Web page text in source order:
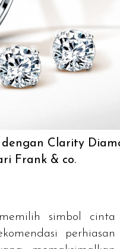
Clarity
Frank & co.
simbol cinta
perhiasan